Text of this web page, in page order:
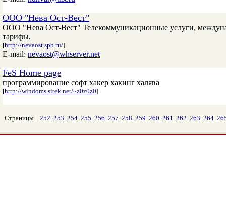
ООО "Нева Ост-Вест"
ООО "Нева Ост-Вест" Телекоммуникационные услуги,
тарифы.
[http://nevaost.spb.ru/]
E-mail: nevaost@whserver.net
FeS Home page
программирование софт хакер хакинг халява
[http://windoms.sitek.net/~z0z0z0]
Страницы 252 253 254 255 256 257 258 259 260 261 262 263 264